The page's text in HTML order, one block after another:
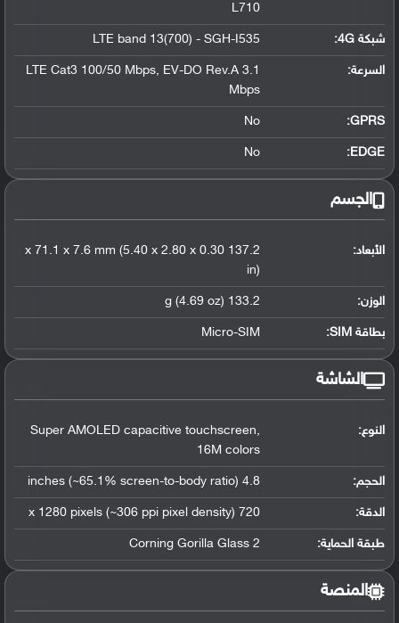
L710
شبكة 4G :
LTE band 13(700) - SGH-I535
السرعة:
LTE Cat3 100/50 Mbps, EV-DO Rev.A 3.1
Mbps
GPRS:
No
EDGE:
No
الجسم
الأبعاد:
137.2 x 71.1 x 7.6 mm (5.40 x 2.80 x 0.30
in)
الوزن: 133.2 g (4.69 oz)
بطاقة SIM: Micro-SIM
الشاشة
النوع:
Super AMOLED capacitive touchscreen,
16M colors
الحجم: 4.8 inches (~65.1% screen-to-body ratio)
الدقة: 720 x 1280 pixels (~306 ppi pixel density)
طبقة الحماية: Corning Gorilla Glass 2
المنصة